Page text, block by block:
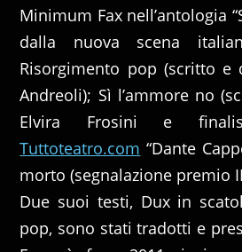
Minimum Fax nell’antologia
dalla nuova scena
Risorgimento pop (scritto e
Andreoli); Sì l’ammore no
Elvira Frosini e
Tuttoteatro.com “Dante
morto (segnalazione premio
Due suoi testi, Dux in
pop, sono stati tradotti e